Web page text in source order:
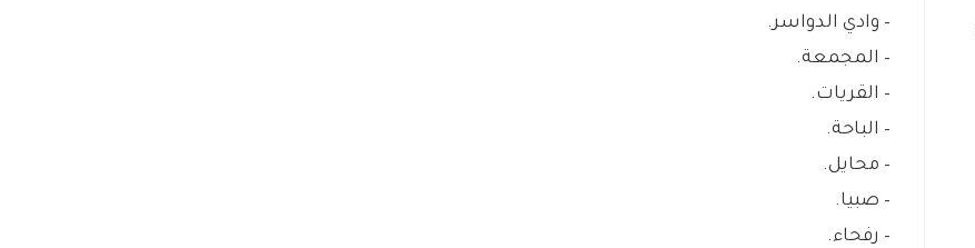
– وادي الدواسر.
– المجمعة.
– القريات.
– الباحة.
– محايل.
– صبيا.
– رفحاء.